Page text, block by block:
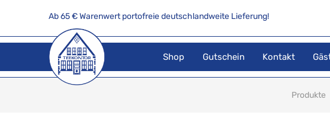
Ab 65 € Warenwert portofreie deutschlandweite Lieferung!
Shop Gutschein Kontakt
Produkte